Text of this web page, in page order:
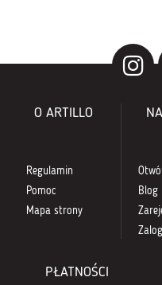
O ARTILLO
Regulamin
Pomoc
Mapa strony
Blog
PŁATNOŚCI